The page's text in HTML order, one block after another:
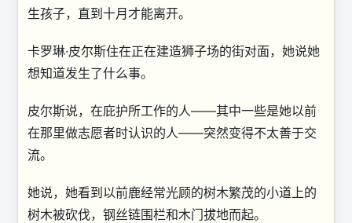
生孩子，直到十月才能离开。
卡罗琳·皮尔斯住在正在建造狮子场的街对面，她说她
想知道发生了什么事。
皮尔斯说，在庇护所工作的人——其中一些是她以前
在那里做志愿者时认识的人——突然变得不太善于交
流。
她说，她看到以前鹿经常光顾的树木繁茂的小道上的
树木被砍伐，钢丝链围栏和木门拔地而起。